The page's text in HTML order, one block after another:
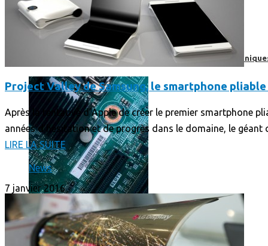
High-Tech
High-Tech
Les circuits imprimés, le coeur de nos appareils
Project Valley de Samsung, le smartphone
Après la tentative d’Apple de créer le premier smartphone
années d’hésitation et de progrès dans le domaine, le
LIRE LA SUITE
News
7 janvier 2016